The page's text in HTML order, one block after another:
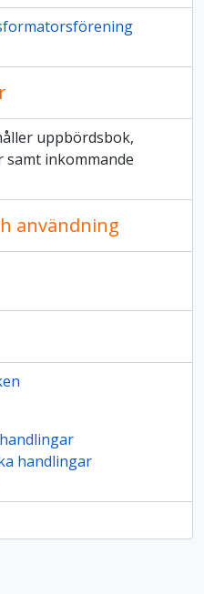
uppbördsbok,
inkommande
användning
handlingar